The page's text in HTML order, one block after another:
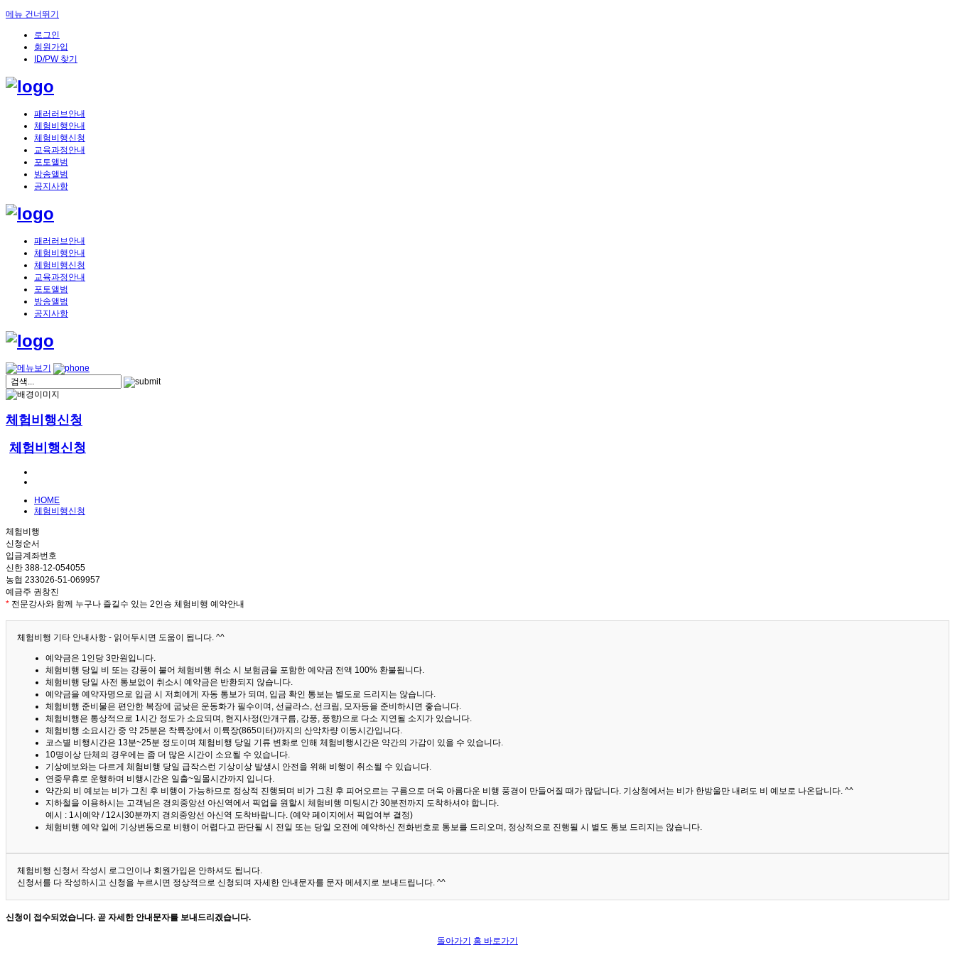
메뉴 건너뛰기
로그인
회원가입
ID/PW 찾기
패러러브안내
체험비행안내
체험비행신청
교육과정안내
포토앨범
방송앨범
공지사항
패러러브안내
체험비행안내
체험비행신청
교육과정안내
포토앨범
방송앨범
공지사항
체험비행신청
체험비행신청
HOME
체험비행신청
체험비행
신청순서
입금계좌번호
신한 388-12-054055
농협 233026-51-069957
예금주 권창진
* 전문강사와 함께 누구나 즐길수 있는 2인승 체험비행 예약안내
체험비행 기타 안내사항 - 읽어두시면 도움이 됩니다. ^^
예약금은 1인당 3만원입니다.
체험비행 당일 비 또는 강풍이 불어 체험비행 취소 시 보험금을 포함한 예약금 전액 100% 환불됩니다.
체험비행 당일 사전 통보없이 취소시 예약금은 반환되지 않습니다.
예약금을 예약자명으로 입금 시 저희에게 자동 통보가 되며, 입금 확인 통보는 별도로 드리지는 않습니다.
체험비행 준비물은 편안한 복장에 굽낮은 운동화가 필수이며, 선글라스, 선크림, 모자등을 준비하시면 좋습니다.
체험비행은 통상적으로 1시간 정도가 소요되며, 현지사정(안개구름, 강풍, 풍향)으로 다소 지연될 소지가 있습니다.
체험비행 소요시간 중 약 25분은 착륙장에서 이륙장(865미터)까지의 산악차량 이동시간입니다.
코스별 비행시간은 13분~25분 정도이며 체험비행 당일 기류 변화로 인해 체험비행시간은 약간의 가감이 있을 수 있습니다.
10명이상 단체의 경우에는 좀 더 많은 시간이 소요될 수 있습니다.
기상예보와는 다르게 체험비행 당일 급작스런 기상이상 발생시 안전을 위해 비행이 취소될 수 있습니다.
연중무휴로 운행하며 비행시간은 일출~일몰시간까지 입니다.
약간의 비 예보는 비가 그친 후 비행이 가능하므로 정상적 진행되며 비가 그친 후 피어오르는 구름으로 더욱 아름다운 비행 풍경이 만들어질 때가 많답니다. 기상청에서는 비가 한방울만 내려도 비 예보로 나온답니다. ^^
지하철을 이용하시는 고객님은 경의중앙선 아신역에서 픽업을 원할시 체험비행 미팅시간 30분전까지 도착하셔야 합니다.
예시 : 1시예약 / 12시30분까지 경의중앙선 아신역 도착바랍니다. (예약 페이지에서 픽업여부 결정)
체험비행 예약 일에 기상변동으로 비행이 어렵다고 판단될 시 전일 또는 당일 오전에 예약하신 전화번호로 통보를 드리오며, 정상적으로 진행될 시 별도 통보 드리지는 않습니다.
체험비행 신청서 작성시 로그인이나 회원가입은 안하셔도 됩니다.
신청서를 다 작성하시고 신청을 누르시면 정상적으로 신청되며 자세한 안내문자를 문자 메세지로 보내드립니다. ^^
신청이 접수되었습니다. 곧 자세한 안내문자를 보내드리겠습니다.
돌아가기 홈 바로가기